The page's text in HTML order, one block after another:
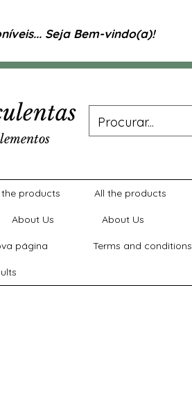
Seja Bem-vindo(a)!
the products All the products
About Us About Us
página Terms and conditions